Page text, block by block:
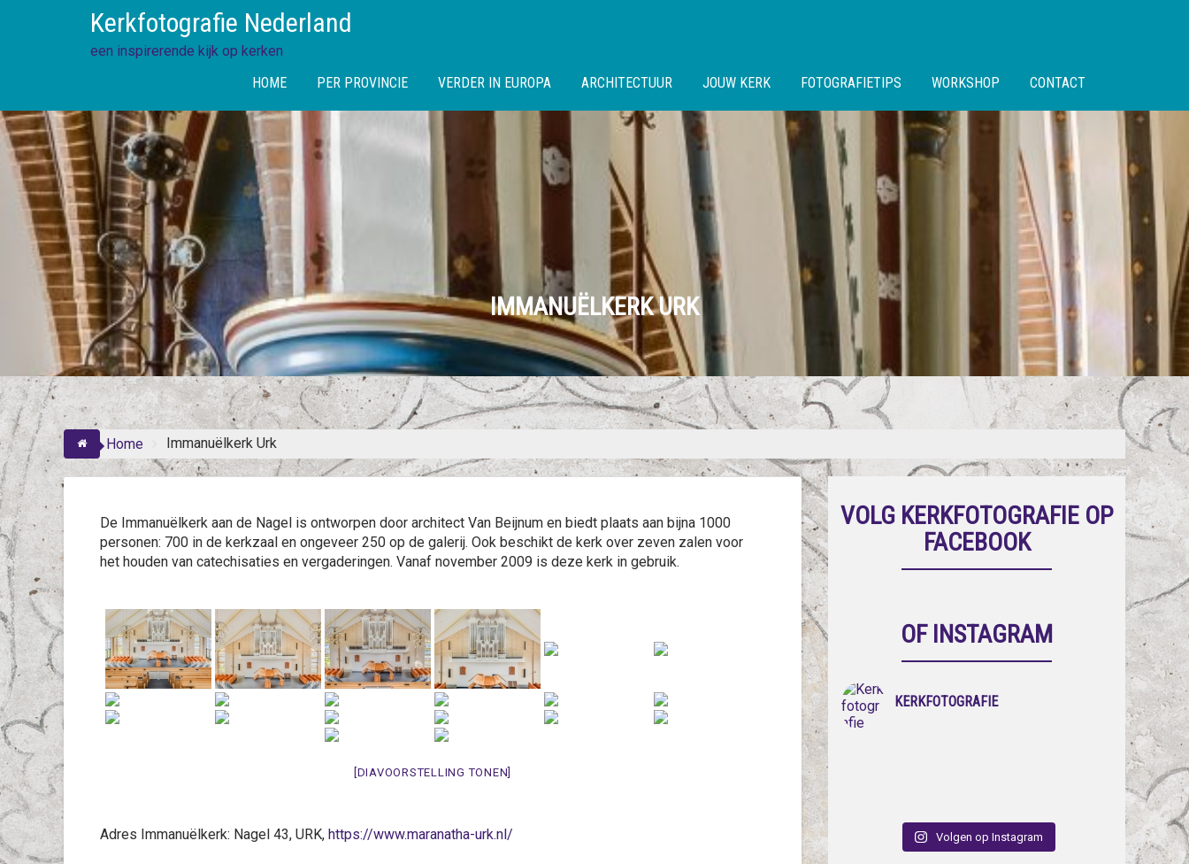
Kerkfotografie Nederland
een inspirerende kijk op kerken
HOME
PER PROVINCIE VERDER IN EUROPA ARCHITECTUUR JOUW KERK FOTOGRAFIETIPS WORKSHOP CONTACT
IMMANUËLKERK URK
Home Immanuëlkerk Urk
De Immanuëlkerk aan de Nagel is ontworpen door architect Van Beijnum en biedt plaats aan bijna 1000
personen: 700 in de kerkzaal en ongeveer 250 op de galerij. Ook beschikt de kerk over zeven zalen voor
het houden van catechisaties en vergaderingen. Vanaf november 2009 is deze kerk in gebruik.
[DIAVOORSTELLING TONEN]
Adres Immanuëlkerk: Nagel 43, URK, https://www.maranatha-urk.nl/
VOLG KERKFOTOGRAFIE OP
FACEBOOK
OF INSTAGRAM
KERKFOTOGRAFIE
Volgen op Instagram